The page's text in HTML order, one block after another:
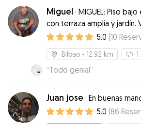
Miguel · MIGUEL: Piso bajo
con terraza amplia y jardín.
zona peatonal. 5.0 (10
Bilbao - 12.92 km 1
“Todo genial”
Juan jose · En buenas
5.0 (86